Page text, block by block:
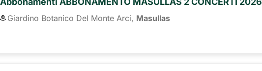
Giardino Botanico Del Monte Arci, Masullas